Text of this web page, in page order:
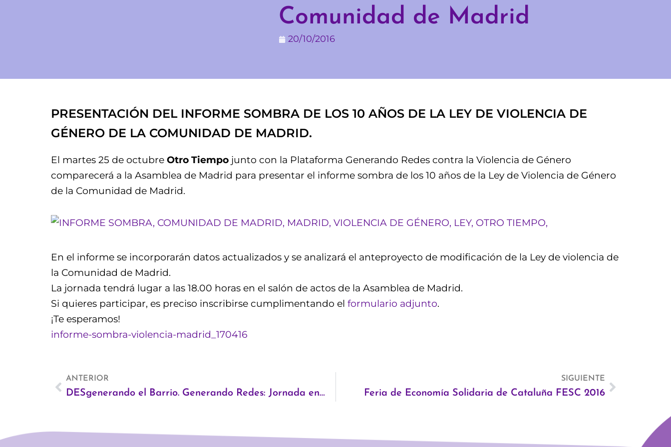
Comunidad de Madrid
20/10/2016
PRESENTACIÓN DEL INFORME SOMBRA DE LOS 10 AÑOS DE LA LEY DE VIOLENCIA DE
GÉNERO DE LA COMUNIDAD DE MADRID.
El martes 25 de octubre Otro Tiempo junto con la Plataforma Generando Redes contra la Violencia de Género
comparecerá a la Asamblea de Madrid para presentar el informe sombra de los 10 años de la Ley de Violencia de Género
de la Comunidad de Madrid.
En el informe se incorporarán datos actualizados y se analizará el anteproyecto de modificación de la Ley de violencia de
la Comunidad de Madrid.
La jornada tendrá lugar a las 18.00 horas en el salón de actos de la Asamblea de Madrid.
Si quieres participar, es preciso inscribirse cumplimentando el formulario adjunto.
¡Te esperamos!
informe-sombra-violencia-madrid_170416
AntANTERIOR
DESgenerando el Barrio. Generando Redes: Jornada en Madrid
SIGUIENTE
Feria de Economía Solidaria de Cataluña FESC 2016
Siguiente